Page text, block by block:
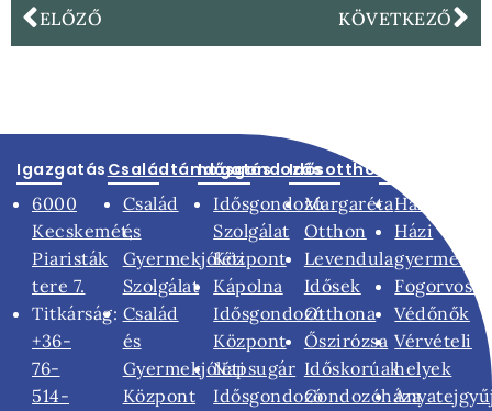
ELŐZŐ KÖVETKEZŐ
Igazgatás
6000
Kecskemét,
Piaristák
tere 7.
Titkárság:
+36-
76-
514-
Családtámogatás
Család
és
Gyermekjóléti
Szolgálat
Család
és
Gyermekjóléti
Központ
Idősgondozás
Idősgondozó
Szolgálat
Központ
Kápolna
Idősgondozó
Központ
Napsugár
Idősgondozó
Idősotthonok
Margaréta
Otthon
Levendula
Idősek
Otthona
Őszirózsa
Időskorúak
Gondozóháza
Házi
Védőnők
Vérvételi
helyek